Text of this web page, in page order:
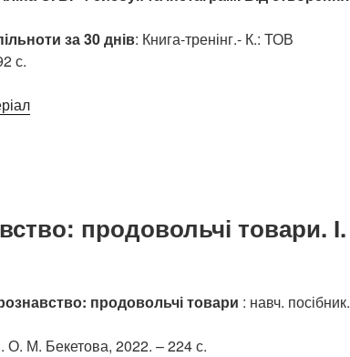
за 30 днів: Книга-тренінг.- К.: ТОВ
с.
продовольчі товари. І.
продовольчі товари : навч. посібник.
О. М. Бекетова, 2022. – 224 с.